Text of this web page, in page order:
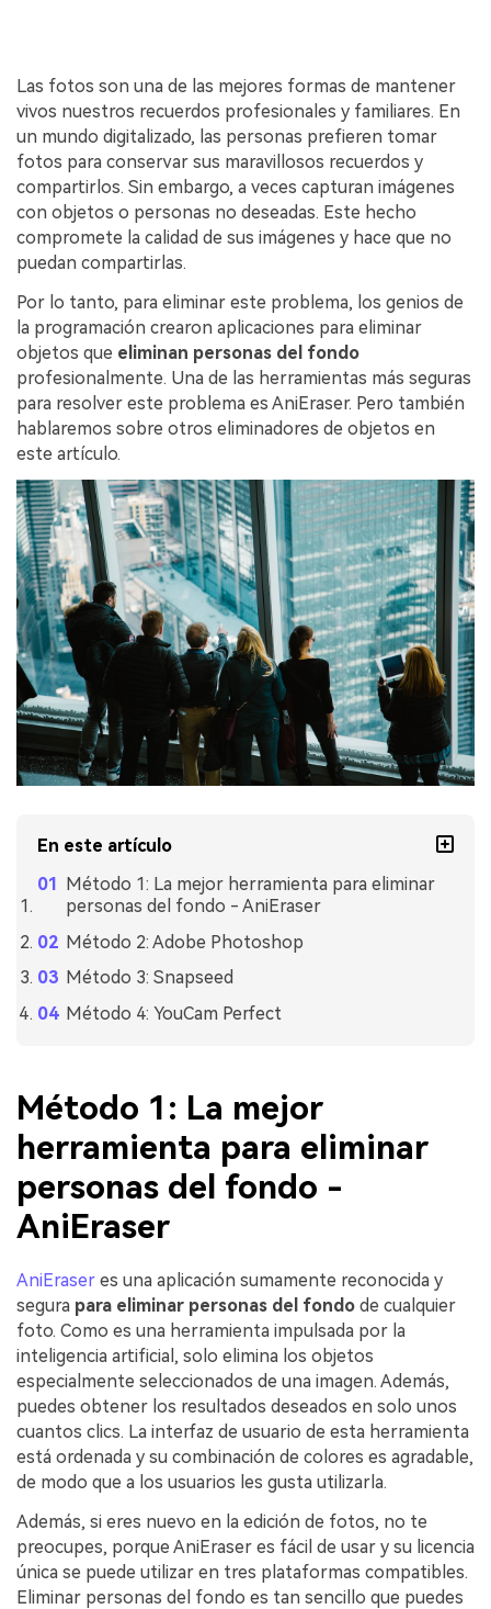
Las fotos son una de las mejores formas de mantener
vivos nuestros recuerdos profesionales y familiares. En
un mundo digitalizado, las personas prefieren tomar
fotos para conservar sus maravillosos recuerdos y
compartirlos. Sin embargo, a veces capturan imágenes
con objetos o personas no deseadas. Este hecho
compromete la calidad de sus imágenes y hace que no
puedan compartirlas.
Por lo tanto, para eliminar este problema, los genios de
la programación crearon aplicaciones para eliminar
objetos que eliminan personas del fondo
profesionalmente. Una de las herramientas más seguras
para resolver este problema es AniEraser. Pero también
hablaremos sobre otros eliminadores de objetos en
este artículo.
En este artículo
Método 1: La mejor herramienta para eliminar
personas del fondo - AniEraser
Método 2: Adobe Photoshop
Método 3: Snapseed
Método 4: YouCam Perfect
Método 1: La mejor
herramienta para eliminar
personas del fondo -
AniEraser
AniEraser es una aplicación sumamente reconocida y
segura para eliminar personas del fondo de cualquier
foto. Como es una herramienta impulsada por la
inteligencia artificial, solo elimina los objetos
especialmente seleccionados de una imagen. Además,
puedes obtener los resultados deseados en solo unos
cuantos clics. La interfaz de usuario de esta herramienta
está ordenada y su combinación de colores es agradable,
de modo que a los usuarios les gusta utilizarla.
Además, si eres nuevo en la edición de fotos, no te
preocupes, porque AniEraser es fácil de usar y su licencia
única se puede utilizar en tres plataformas compatibles.
Eliminar personas del fondo es tan sencillo que puedes